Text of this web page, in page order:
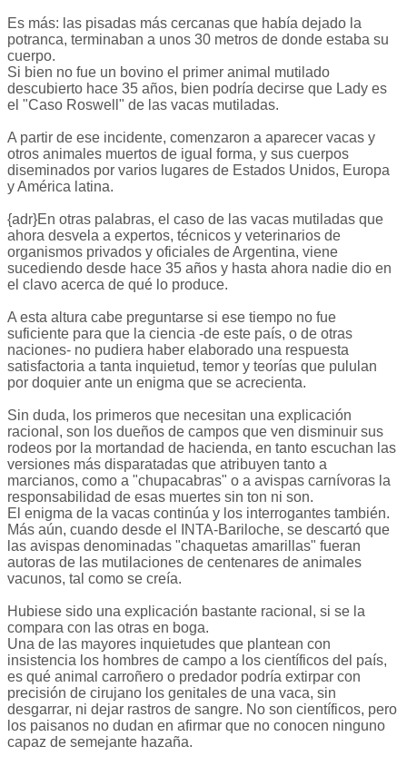
Es más: las pisadas más cercanas que había dejado la
potranca, terminaban a unos 30 metros de donde estaba su
cuerpo.
Si bien no fue un bovino el primer animal mutilado
descubierto hace 35 años, bien podría decirse que Lady es
el "Caso Roswell" de las vacas mutiladas.
A partir de ese incidente, comenzaron a aparecer vacas y
otros animales muertos de igual forma, y sus cuerpos
diseminados por varios lugares de Estados Unidos, Europa
y América latina.
{adr}En otras palabras, el caso de las vacas mutiladas que
ahora desvela a expertos, técnicos y veterinarios de
organismos privados y oficiales de Argentina, viene
sucediendo desde hace 35 años y hasta ahora nadie dio en
el clavo acerca de qué lo produce.
A esta altura cabe preguntarse si ese tiempo no fue
suficiente para que la ciencia -de este país, o de otras
naciones- no pudiera haber elaborado una respuesta
satisfactoria a tanta inquietud, temor y teorías que pululan
por doquier ante un enigma que se acrecienta.
Sin duda, los primeros que necesitan una explicación
racional, son los dueños de campos que ven disminuir sus
rodeos por la mortandad de hacienda, en tanto escuchan las
versiones más disparatadas que atribuyen tanto a
marcianos, como a "chupacabras" o a avispas carnívoras la
responsabilidad de esas muertes sin ton ni son.
El enigma de la vacas continúa y los interrogantes también.
Más aún, cuando desde el INTA-Bariloche, se descartó que
las avispas denominadas "chaquetas amarillas" fueran
autoras de las mutilaciones de centenares de animales
vacunos, tal como se creía.
Hubiese sido una explicación bastante racional, si se la
compara con las otras en boga.
Una de las mayores inquietudes que plantean con
insistencia los hombres de campo a los científicos del país,
es qué animal carroñero o predador podría extirpar con
precisión de cirujano los genitales de una vaca, sin
desgarrar, ni dejar rastros de sangre. No son científicos, pero
los paisanos no dudan en afirmar que no conocen ninguno
capaz de semejante hazaña.